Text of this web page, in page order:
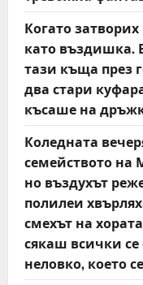
Когато
като въздишка.
тази къща през
два стари
късаше на
Коледната
семейството на
но въздухът
полилеи
смехът на
сякаш всички
неловко, което